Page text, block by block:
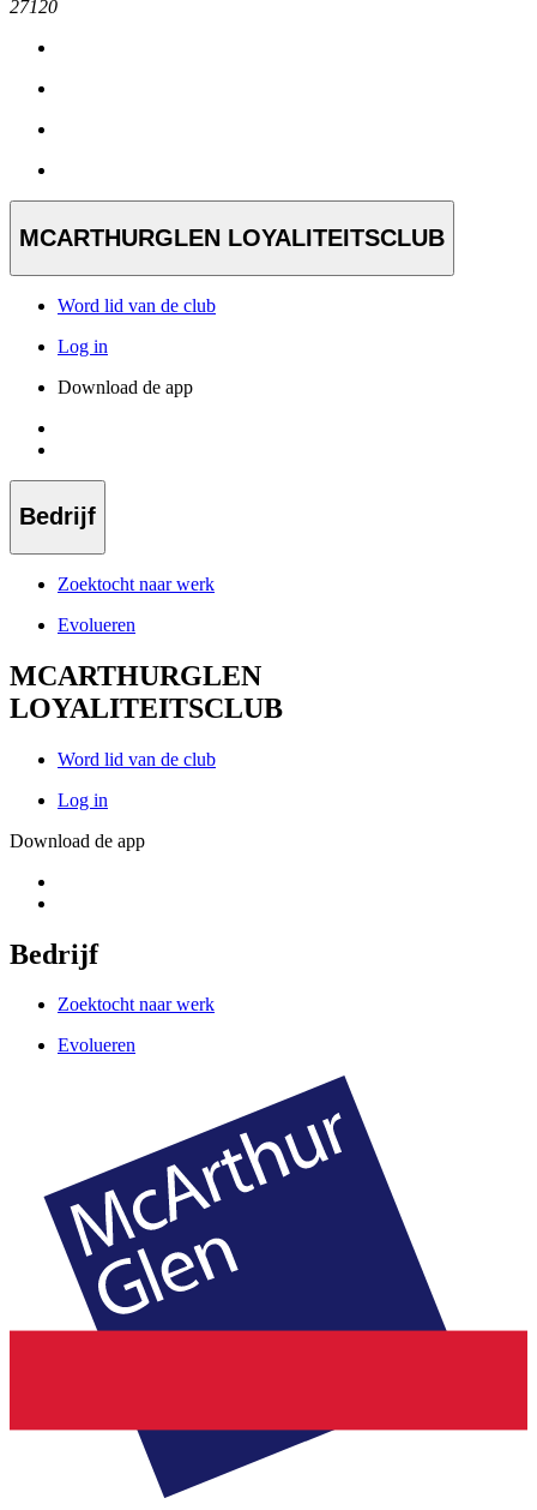
27120
MCARTHURGLEN LOYALITEITSCLUB
Word lid van de club
Log in
Download de app
Bedrijf
Zoektocht naar werk
Evolueren
MCARTHURGLEN
LOYALITEITSCLUB
Word lid van de club
Log in
Download de app
Bedrijf
Zoektocht naar werk
Evolueren